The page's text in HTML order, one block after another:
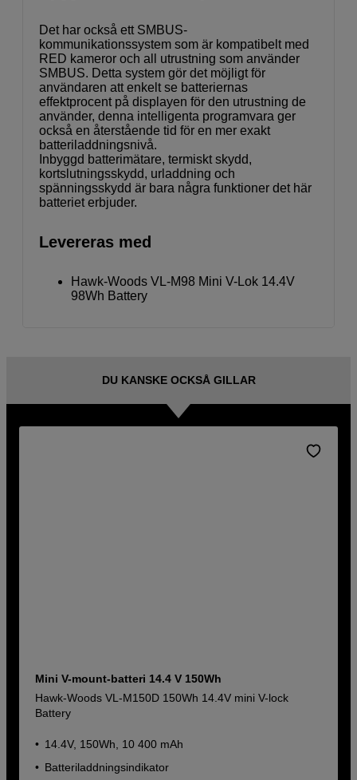
Det har också ett SMBUS-
kommunikationssystem som är kompatibelt med
RED kameror och all utrustning som använder
SMBUS. Detta system gör det möjligt för
användaren att enkelt se batteriernas
effektprocent på displayen för den utrustning de
använder, denna intelligenta programvara ger
också en återstående tid för en mer exakt
batteriladdningsnivå.
Inbyggd batterimätare, termiskt skydd,
kortslutningsskydd, urladdning och
spänningsskydd är bara några funktioner det här
batteriet erbjuder.
Levereras med
Hawk-Woods VL-M98 Mini V-Lok 14.4V
98Wh Battery
DU KANSKE OCKSÅ GILLAR
Mini V-mount-batteri 14.4 V 150Wh
Hawk-Woods VL-M150D 150Wh 14.4V mini V-lock
Battery
14.4V, 150Wh, 10 400 mAh
Batteriladdningsindikator